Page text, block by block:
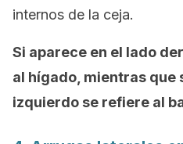
internos de la ceja.
Si aparece en el lado
al hígado, mientras que
izquierdo se refiere al